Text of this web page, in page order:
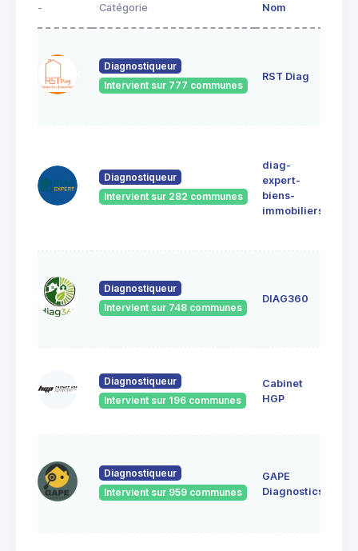
- Catégorie Nom
Diagnostiqueur
Intervient sur 777 communes
RST Diag
Diagnostiqueur
Intervient sur 282 communes
diag-
expert-
biens-
immobiliers
Diagnostiqueur
Intervient sur 748 communes
DIAG360
Diagnostiqueur
Intervient sur 196 communes
Cabinet
HGP
Diagnostiqueur
Intervient sur 959 communes
GAPE
Diagnostics